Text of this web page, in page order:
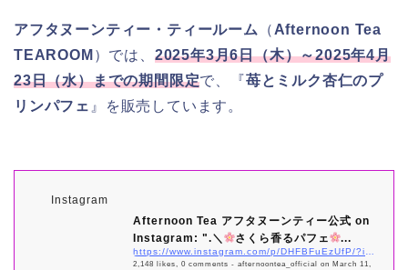
アフタヌーンティー・ティールーム （ Afternoon Tea
TEAROOM ）では、 2025年3月6日（木）～2025年4月
23日（水）までの期間限定で、『苺とミルク杏仁のプ
リンパフェ 』を販売しています。
Instagram
Afternoon Tea アフタヌーンティー公式 on
Instagram: ".＼
さくら香るパフェ ...
2,148 likes, 0 comments - afternoontea_official on March 11,